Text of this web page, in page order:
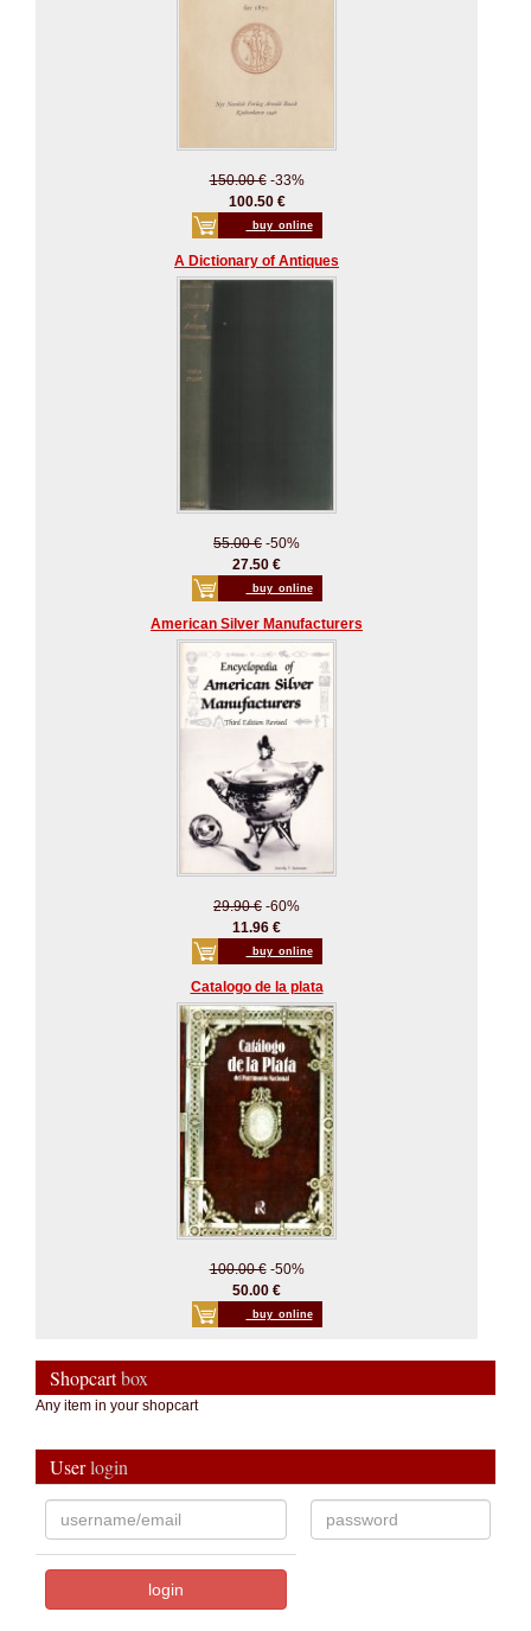
150.00 €-33%
100.50 €
_buy_online
A Dictionary of Antiques
55.00 € -50%
27.50 €
_buy_online
American Silver Manufacturers
29.90 € -60%
11.96 €
_buy_online
Catalogo de la plata
100.00 €-50%
50.00 €
_buy_online
Shopcartbox
Any item in your shopcart
Userlogin